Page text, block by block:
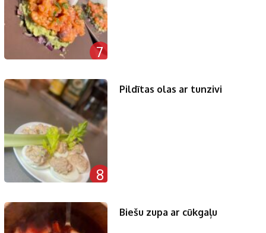
7
8
Pildītas olas ar tunzivi
Biešu zupa ar cūkgaļu